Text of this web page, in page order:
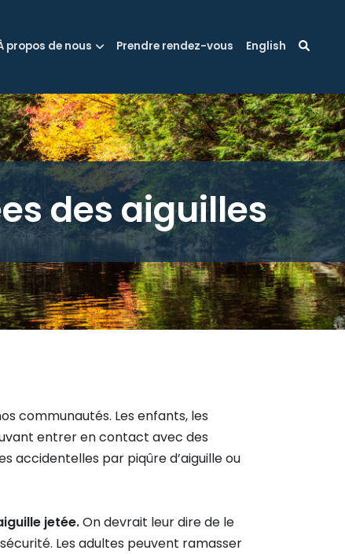
propos de nous Prendre rendez-vous English
des aiguilles
communautés. Les enfants, les
entrer en contact avec des
accidentelles par piqûre d’aiguille ou
jetée.On devrait leur dire de le
Les adultes peuvent ramasser